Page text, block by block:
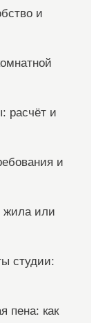
и
расчёт и
и
жила или
студии:
пена: как